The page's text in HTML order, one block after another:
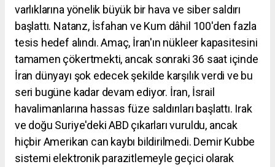
varlıklarına yönelik büyük bir hava ve siber saldırı
başlattı. Natanz, İsfahan ve Kum dâhil 100'den fazla
tesis hedef alındı. Amaç, İran'ın nükleer kapasitesini
tamamen çökertmekti, ancak sonraki 36 saat içinde
İran dünyayı şok edecek şekilde karşılık verdi ve bu
seri bugüne kadar devam ediyor. İran, İsrail
havalimanlarına hassas füze saldırıları başlattı. Irak
ve doğu Suriye'deki ABD çıkarları vuruldu, ancak
hiçbir Amerikan can kaybı bildirilmedi. Demir Kubbe
sistemi elektronik parazitlemeyle geçici olarak